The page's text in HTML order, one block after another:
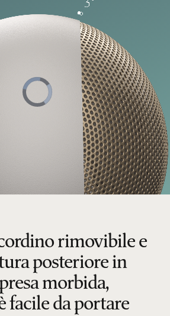
Lettore
video
in
fase
di
rimovibile e
posteriore in
morbida,
facile da portare